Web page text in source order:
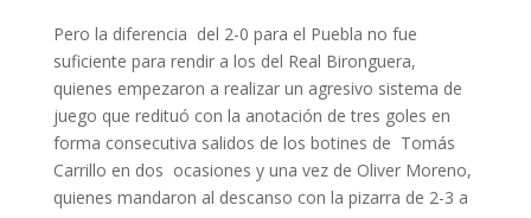
Pero la diferencia del 2-0 para el Puebla no fue
suficiente para rendir a los del Real Bironguera,
quienes empezaron a realizar un agresivo sistema de
juego que redituó con la anotación de tres goles en
forma consecutiva salidos de los botines de Tomás
Carrillo en dos ocasiones y una vez de Oliver Moreno,
quienes mandaron al descanso con la pizarra de 2-3 a